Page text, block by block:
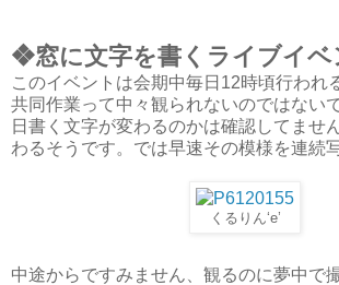
❖窓に文字を書くライブイベ
このイベントは会期中毎日12時頃行われ
共同作業って中々観られないのではない
日書く文字が変わるのかは確認してませ
わるそうです。では早速その模様を連続
くるりん‘e’
中途からですみません、観るのに夢中で